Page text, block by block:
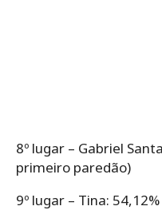
8º lugar – Gabriel
primeiro paredão)
9º lugar – Tina: